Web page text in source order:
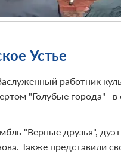
Устье
работник
"Голубые города" в
"Верные друзья",
Также представили